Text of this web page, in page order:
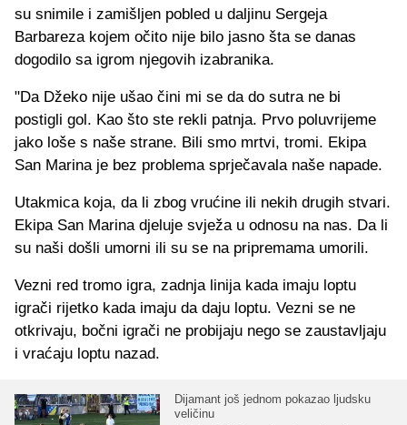
su snimile i zamišljen pobled u daljinu Sergeja
Barbareza kojem očito nije bilo jasno šta se danas
dogodilo sa igrom njegovih izabranika.
"Da Džeko nije ušao čini mi se da do sutra ne bi
postigli gol. Kao što ste rekli patnja. Prvo poluvrijeme
jako loše s naše strane. Bili smo mrtvi, tromi. Ekipa
San Marina je bez problema sprječavala naše napade.
Utakmica koja, da li zbog vrućine ili nekih drugih stvari.
Ekipa San Marina djeluje svježa u odnosu na nas. Da li
su naši došli umorni ili su se na pripremama umorili.
Vezni red tromo igra, zadnja linija kada imaju loptu
igrači rijetko kada imaju da daju loptu. Vezni se ne
otkrivaju, bočni igrači ne probijaju nego se zaustavljaju
i vraćaju loptu nazad.
Dijamant još jednom pokazao ljudsku
veličinu